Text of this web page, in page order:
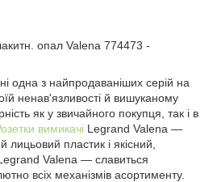
опал Valena 774473 -
одна з найпродаваніших серій на
ненав'язливості й вишуканому
як у звичайного покупця, так і в
вимикачі Legrand Valena —
лицьовий пластик і якісний,
Valena — славиться
всіх механізмів асортименту.